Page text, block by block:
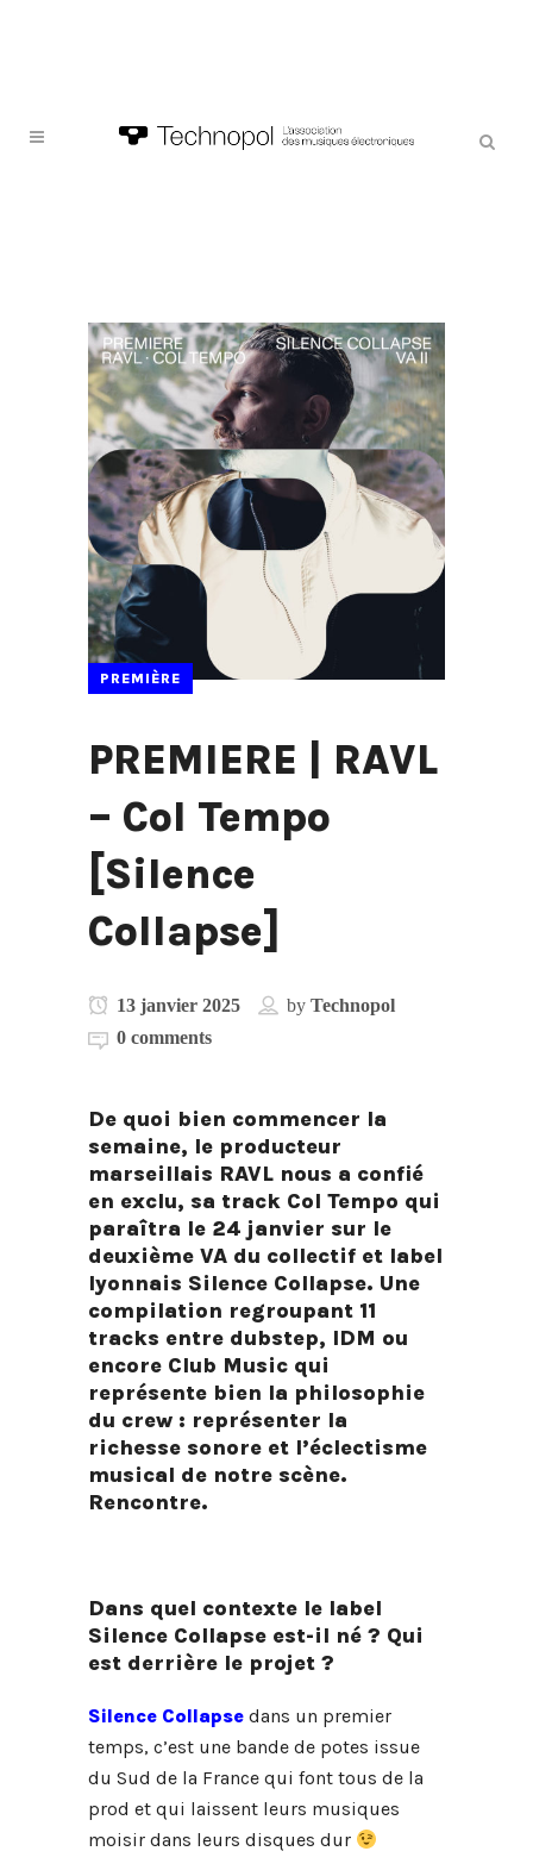
PREMIÈRE
PREMIERE | RAVL
– Col Tempo
[Silence
Collapse]
13 janvier 2025 by Technopol
0 comments
De quoi bien commencer la
semaine, le producteur
marseillais RAVL nous a confié
en exclu, sa track Col Tempo qui
paraîtra le 24 janvier sur le
deuxième VA du collectif et label
lyonnais Silence Collapse. Une
compilation regroupant 11
tracks entre dubstep, IDM ou
encore Club Music qui
représente bien la philosophie
du crew : représenter la
richesse sonore et l’éclectisme
musical de notre scène.
Rencontre.
Dans quel contexte le label
Silence Collapse est-il né ? Qui
est derrière le projet ?
Silence Collapse dans un premier
temps, c’est une bande de potes issue
du Sud de la France qui font tous de la
prod et qui laissent leurs musiques
moisir dans leurs disques dur